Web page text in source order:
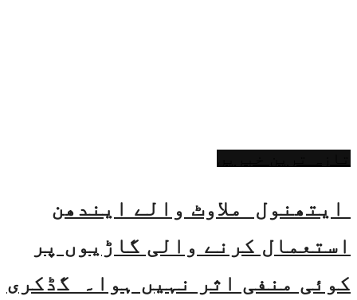
ایتھنول ملاوٹ والے ایندھن
استعمال کرنے والی گاڑیوں پر
کوئی منفی اثر نہیں ہوا۔ گڈکری